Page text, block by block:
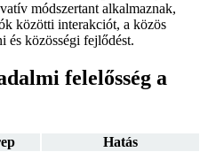
módszertant alkalmaznak,
közötti interakciót, a közös
és közösségi fejlődést.
felelősség a
Hatás